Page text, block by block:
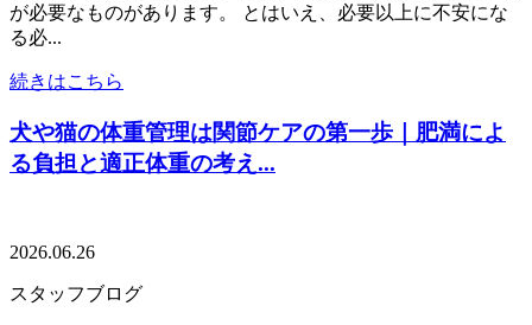
が必要なものがあります。 とはいえ、必要以上に不安にな
る必...
続きはこちら
犬や猫の体重管理は関節ケアの第一歩｜肥満によ
る負担と適正体重の考え...
2026.06.26
スタッフブログ